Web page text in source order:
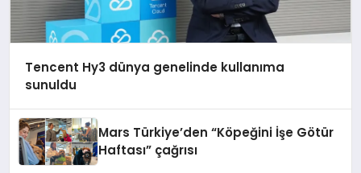
Tencent Hy3 dünya genelinde kullanıma
sunuldu
Mars Türkiye’den “Köpeğini İşe Götür
Haftası” çağrısı